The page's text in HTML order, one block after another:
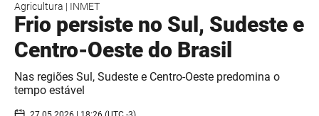
Agricultura | INMET
Frio persiste no Sul, Sudeste e
Centro-Oeste do Brasil
Nas regiões Sul, Sudeste e Centro-Oeste predomina o
tempo estável